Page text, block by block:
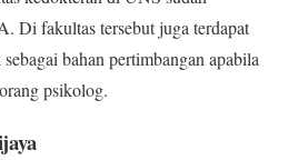
Di fakultas tersebut juga terdapat
bahan pertimbangan apabila
psikolog.